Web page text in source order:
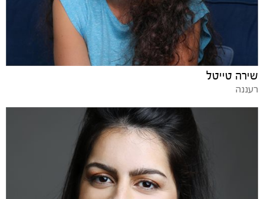
שירה טייטל
רעננה